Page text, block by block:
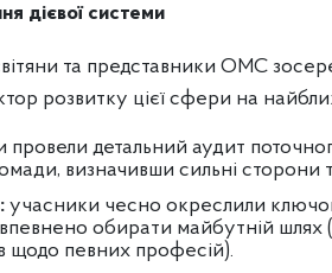
дієвої системи
та представники ОМС
розвитку цієї сфери на
провели детальний аудит
визначивши сильні сторони
учасники чесно окреслили
обирати майбутній шлях
щодо певних професій).